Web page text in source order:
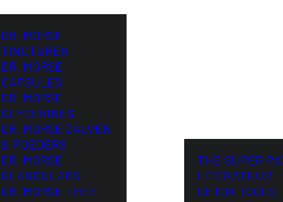
DR. MORSE
TINCTUREN
DR. MORSE
CAPSULES
DR. MORSE
GLYCERINES
DR. MORSE ZALVEN
& POEDERS
DR. MORSE
GLANDULARS
DR. MORSE THEE
THE SUPER
LITERATUUR
DETOX TOOLS